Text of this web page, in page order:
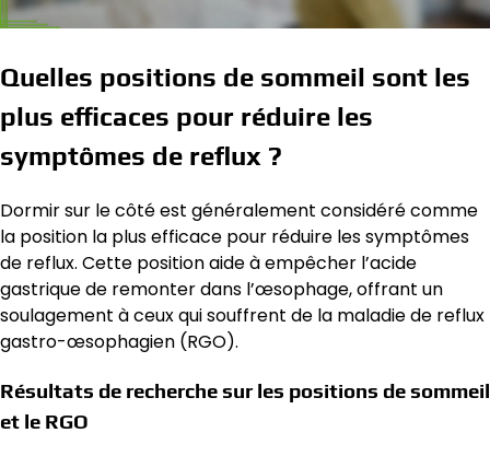
Quelles positions de sommeil sont les
plus efficaces pour réduire les
symptômes de reflux ?
Dormir sur le côté est généralement considéré comme
la position la plus efficace pour réduire les symptômes
de reflux. Cette position aide à empêcher l’acide
gastrique de remonter dans l’œsophage, offrant un
soulagement à ceux qui souffrent de la maladie de reflux
gastro-œsophagien (RGO).
Résultats de recherche sur les positions de sommeil
et le RGO